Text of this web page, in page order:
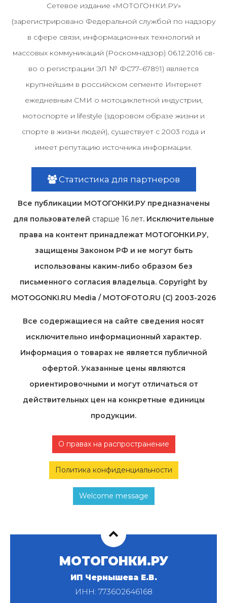
Сетевое издание «МОТОГОНКИ.РУ»
(зарегистрировано Федеральной службой по надзору
в сфере связи, информационных технологий и
массовых коммуникаций (Роскомнадзор) 06.12.2016 св-
во о регистрации ЭЛ № ФС77–67891) является
крупнейшим в российском сегменте Интернет
ежедневным СМИ о мотоциклетной индустрии,
мотоспорте и lifestyle (здоровом образе жизни и
спорте в жизни людей), существует с 2003 года и
имеет репутацию источника информации.
Статистика для партнеров
Все публикации МОТОГОНКИ.РУ предназначены
для пользователей старше 16 лет. Исключительные
права на контент принадлежат МОТОГОНКИ.РУ,
защищены Законом РФ и не могут быть
использованы каким-либо образом без
письменного согласия владельца. Copyright by
MOTOGONKI.RU Media / MOTOFOTO.RU (C) 2003-2026
Все содержащиеся на cайте сведения носят
исключительно информационный характер.
Информация о товарах не является публичной
офертой. Указанные цены являются
ориентировочными и могут отличаться от
действительных цен на конкретные единицы
продукции.
О правах на распространение
Политика конфиденциальности
Welcome message
МОТОГОНКИ.РУ
ИП Чернышева Е.В.
ИНН: 773602646168